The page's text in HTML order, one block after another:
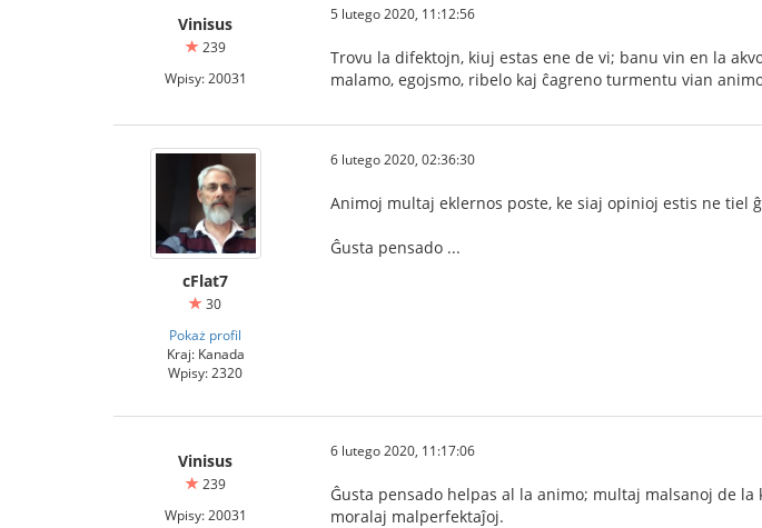
Vinisus
239
Wpisy: 20031
5 lutego 2020, 11:12:56
Trovu la difektojn, kiuj estas ene de vi; banu vin en la
malamo, egojsmo, ribelo kaj ĉagreno turmentu vian
cFlat7
30
Pokaż profil
Kraj: Kanada
Wpisy: 2320
6 lutego 2020, 02:36:30
Animoj multaj eklernos poste, ke siaj opinioj estis ne tiel
Ĝusta pensado ...
Vinisus
239
Wpisy: 20031
6 lutego 2020, 11:17:06
Ĝusta pensado helpas al la animo; multaj malsanoj de
moralaj malperfektaĵoj.